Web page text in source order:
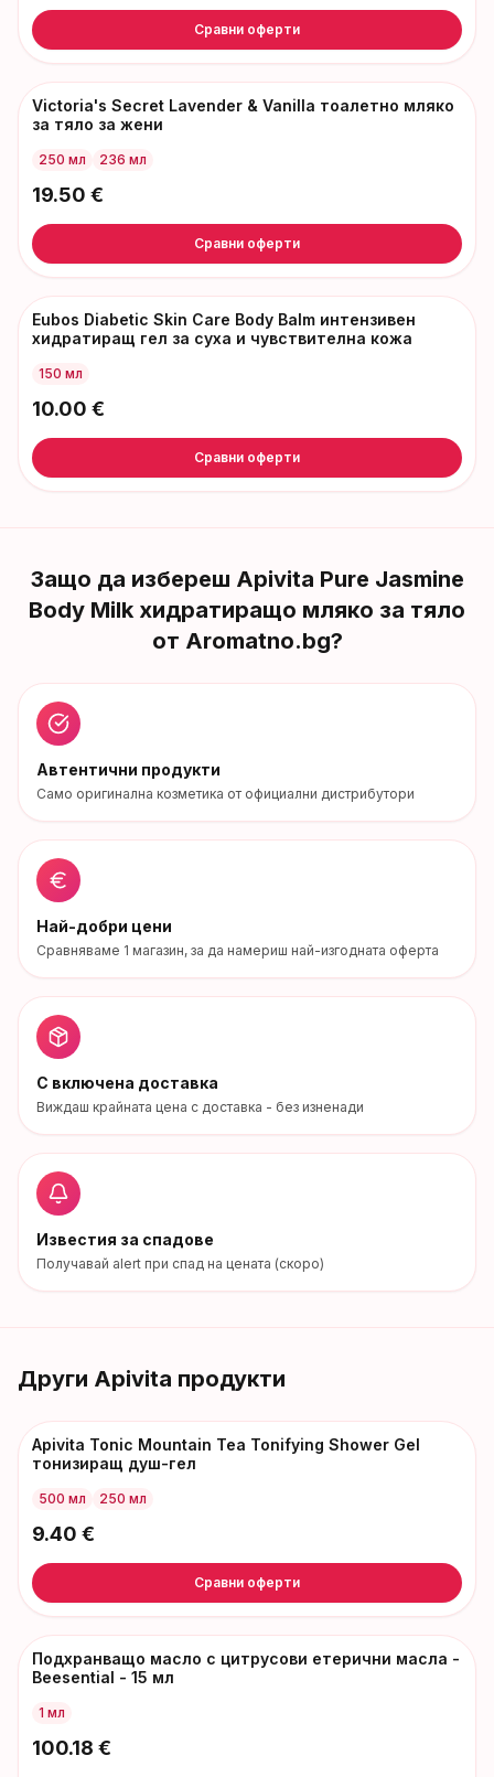
Сравни оферти
Victoria's Secret Lavender & Vanilla тоалетно мляко
за тяло за жени
250 мл 236 мл
19.50 €
Сравни оферти
Eubos Diabetic Skin Care Body Balm интензивен
хидратиращ гел за суха и чувствителна кожа
150 мл
10.00 €
Сравни оферти
Защо да избереш Apivita Pure Jasmine
Body Milk хидратиращо мляко за тяло
от Aromatno.bg?
Автентични продукти
Само оригинална козметика от официални дистрибутори
Най-добри цени
Сравняваме 1 магазин, за да намериш най-изгодната оферта
С включена доставка
Виждаш крайната цена с доставка - без изненади
Известия за спадове
Получавай alert при спад на цената (скоро)
Други Apivita продукти
Apivita Tonic Mountain Tea Tonifying Shower Gel
тонизиращ душ-гел
500 мл 250 мл
9.40 €
Сравни оферти
Подхранващо масло с цитрусови етерични масла -
Beesential - 15 мл
1 мл
100.18 €